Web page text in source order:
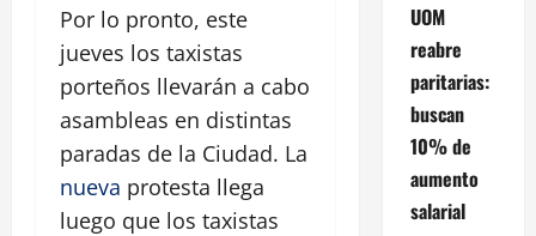
Por lo pronto, este
jueves los taxistas
porteños llevarán a cabo
asambleas en distintas
paradas de la Ciudad. La
nueva protesta llega
luego que los taxistas
UOM
reabre
paritarias:
buscan
10% de
aumento
salarial